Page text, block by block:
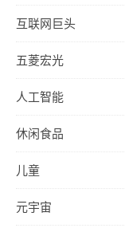
互联网巨头
五菱宏光
人工智能
休闲食品
儿童
元宇宙